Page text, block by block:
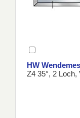
HW
Z4 35°, 2